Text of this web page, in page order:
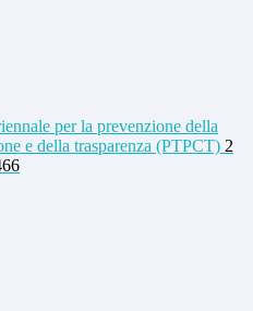
per la prevenzione della
e della trasparenza (PTPCT) 2